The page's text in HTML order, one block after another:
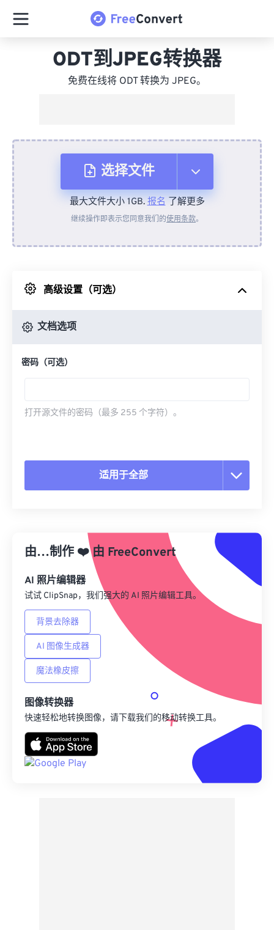
ODT到JPEG转换器
免费在线将 ODT 转换为 JPEG。
选择文件
从设备
来自 Google Drive
最大文件大小 1GB.报名了解更多
继续操作即表示您同意我们的使用条款。
高级设置（可选）
文档选项
密码（可选）
打开源文件的密码（最多 255 个字符）。
适用于全部
从预设应用
另存为预设
由…制作 ❤️由 FreeConvert
AI 照片编辑器
试试 ClipSnap，我们强大的 AI 照片编辑工具。
背景去除器
AI 图像生成器
魔法橡皮擦
图像转换器
快速轻松地转换图像，请下载我们的移动转换工具。